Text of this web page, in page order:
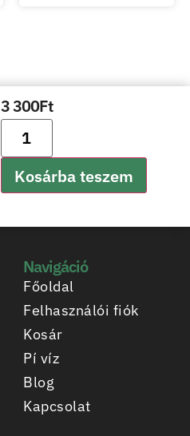
3 300Ft
Kosárba teszem
Navigáció
Főoldal
Felhasználói fiók
Kosár
Pí víz
Blog
Kapcsolat